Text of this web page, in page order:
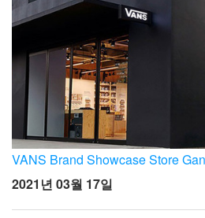
VANS Brand Showcase Store
2021년 03월 17일